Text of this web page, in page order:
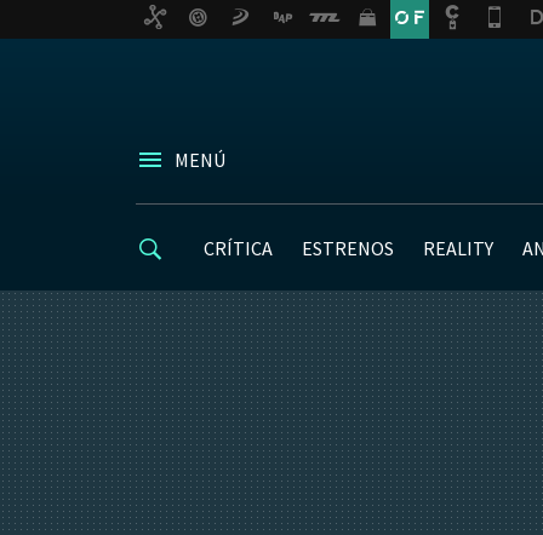
MENÚ
CRÍTICA ESTRENOS REALITY